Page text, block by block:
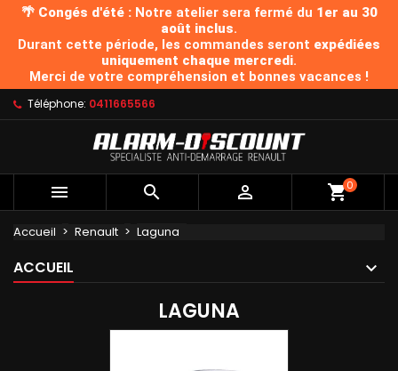
🌴 Congés d'été :Notre atelier sera fermé du 1er au 30
août inclus.
Durant cette période, les commandes seront expédiées
uniquement chaque mercredi.
Merci de votre compréhension et bonnes vacances !
Téléphone: 0411665566
   0
Accueil Renault Laguna
ACCUEIL
LAGUNA